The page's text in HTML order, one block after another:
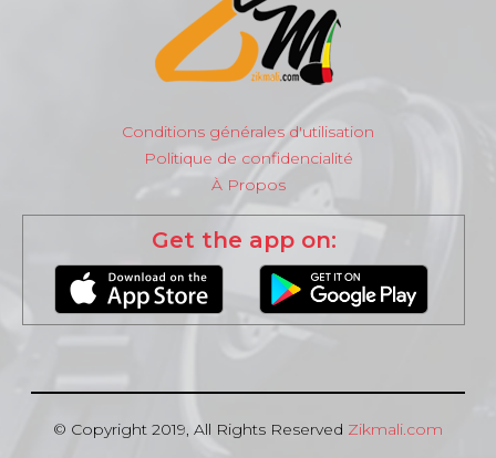
Conditions générales d'utilisation
Politique de confidencialité
À Propos
Get the app on:
© Copyright 2019, All Rights Reserved Zikmali.com